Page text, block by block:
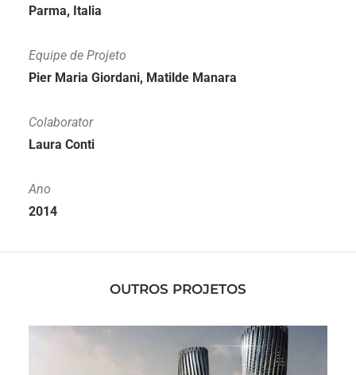
Parma, Italia
Equipe de Projeto
Pier Maria Giordani, Matilde Manara
Colaborator
Laura Conti
Ano
2014
OUTROS PROJETOS